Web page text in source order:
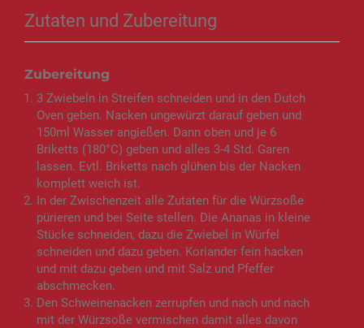
Zutaten und Zubereitung
Zubereitung
3 Zwiebeln in Streifen schneiden und in den Dutch
Oven geben. Nacken ungewürzt darauf geben und
150ml Wasser angießen. Dann oben und je 6
Briketts (180°C) geben und alles 3-4 Std. Garen
lassen. Evtl. Briketts nach glühen bis der Nacken
komplett weich ist.
In der Zwischenzeit alle Zutaten für die Würzsoße
pürieren und bei Seite stellen. Die Ananas in kleine
Stücke schneiden, dazu die Zwiebel in Würfel
schneiden und dazu geben. Koriander fein hacken
und mit dazu geben und mit Salz und Pfeffer
abschmecken.
Den Schweinenacken zerrupfen und nach und nach
mit der Würzsoße vermischen damit alles davon